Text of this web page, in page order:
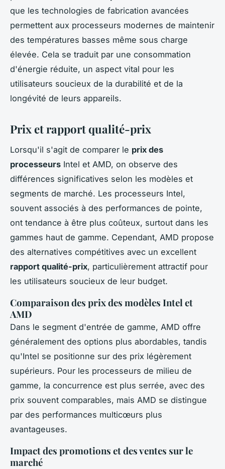
que les technologies de fabrication avancées
permettent aux processeurs modernes de maintenir
des températures basses même sous charge
élevée. Cela se traduit par une consommation
d'énergie réduite, un aspect vital pour les
utilisateurs soucieux de la durabilité et de la
longévité de leurs appareils.
Prix et rapport qualité-prix
Lorsqu'il s'agit de comparer le prix des
processeurs Intel et AMD, on observe des
différences significatives selon les modèles et
segments de marché. Les processeurs Intel,
souvent associés à des performances de pointe,
ont tendance à être plus coûteux, surtout dans les
gammes haut de gamme. Cependant, AMD propose
des alternatives compétitives avec un excellent
rapport qualité-prix, particulièrement attractif pour
les utilisateurs soucieux de leur budget.
Comparaison des prix des modèles Intel et
AMD
Dans le segment d'entrée de gamme, AMD offre
généralement des options plus abordables, tandis
qu'Intel se positionne sur des prix légèrement
supérieurs. Pour les processeurs de milieu de
gamme, la concurrence est plus serrée, avec des
prix souvent comparables, mais AMD se distingue
par des performances multicœurs plus
avantageuses.
Impact des promotions et des ventes sur le
marché